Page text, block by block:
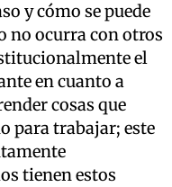
y cómo se puede
no ocurra con otros
el
en cuanto a
cosas que
para trabajar; este
tienen estos